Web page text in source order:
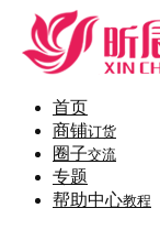
首页
商铺订货
圈子交流
专题
帮助中心教程